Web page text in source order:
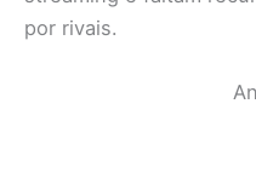
por rivais.